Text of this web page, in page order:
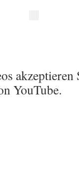
akzeptieren
YouTube.